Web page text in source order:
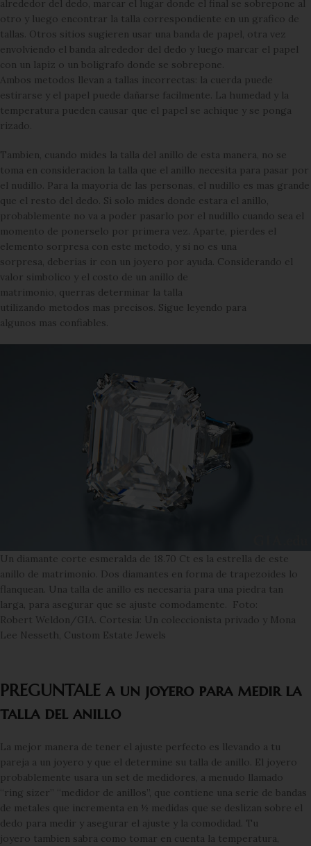
alrededor del dedo, marcar el lugar donde el final se sobrepone al
otro y luego encontrar la talla correspondiente en un grafico de
tallas. Otros sitios sugieren usar una banda de papel, otra vez
envolviendo el banda alrededor del dedo y luego marcar el papel
con un lapiz o un boligrafo donde se sobrepone.
Ambos metodos llevan a tallas incorrectas: la cuerda puede
estirarse y el papel puede dañarse facilmente. La humedad y la
temperatura pueden causar que el papel se achique y se ponga
rizado.
Tambien, cuando mides la talla del anillo de esta manera, no se
toma en consideracion la talla que el anillo necesita para pasar por
el nudillo. Para la mayoria de las personas, el nudillo es mas grande
que el resto del dedo. Si solo mides donde estara el anillo,
probablemente no va a poder pasarlo por el nudillo cuando sea el
momento de ponerselo por primera vez. Aparte, pierdes el
elemento sorpresa con este metodo, y si no es una
sorpresa, deberias ir con un joyero por ayuda. Considerando el
valor simbolico y el costo de un anillo de
matrimonio, querras determinar la talla
utilizando metodos mas precisos. Sigue leyendo para
algunos mas confiables.
Un diamante corte esmeralda de 18.70 Ct es la estrella de este
anillo de matrimonio. Dos diamantes en forma de trapezoides lo
flanquean. Una talla de anillo es necesaria para una piedra tan
larga, para asegurar que se ajuste comodamente. Foto:
Robert Weldon/GIA. Cortesia: Un coleccionista privado y Mona
Lee Nesseth, Custom Estate Jewels
PREGUNTALE a un joyero para medir la
talla del anillo
La mejor manera de tener el ajuste perfecto es llevando a tu
pareja a un joyero y que el determine su talla de anillo. El joyero
probablemente usara un set de medidores, a menudo llamado
“ring sizer” “medidor de anillos”, que contiene una serie de bandas
de metales que incrementa en ½ medidas que se deslizan sobre el
dedo para medir y asegurar el ajuste y la comodidad. Tu
joyero tambien sabra como tomar en cuenta la temperatura,